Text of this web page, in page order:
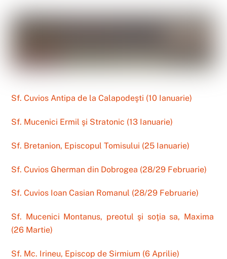
Sf. Cuvios Antipa de la Calapodeşti (10 Ianuarie)
Sf. Mucenici Ermil şi Stratonic (13 Ianuarie)
Sf. Bretanion, Episcopul Tomisului (25 Ianuarie)
Sf. Cuvios Gherman din Dobrogea (28/29 Februarie)
Sf. Cuvios Ioan Casian Romanul (28/29 Februarie)
Sf. Mucenici Montanus, preotul şi soţia sa, Maxima
(26 Martie)
Sf. Mc. Irineu, Episcop de Sirmium (6 Aprilie)